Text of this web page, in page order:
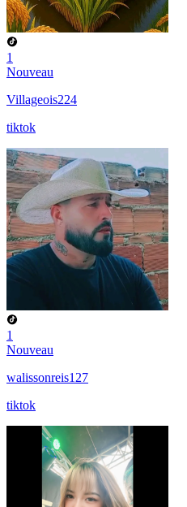
1
Nouveau
Villageois224
tiktok
1
Nouveau
walissonreis127
tiktok